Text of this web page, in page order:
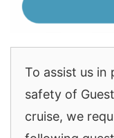
To assist us
safety of
cruise, we